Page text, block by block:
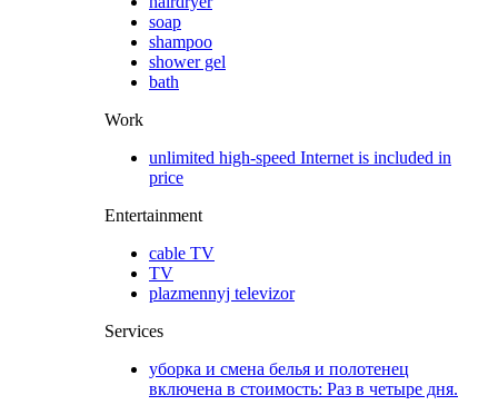
soap
shampoo
shower gel
bath
Work
unlimited high-speed Internet is included in
price
Entertainment
cable TV
TV
plazmennyj televizor
Services
уборка и смена белья и полотенец
включена в стоимость: Раз в четыре дня.